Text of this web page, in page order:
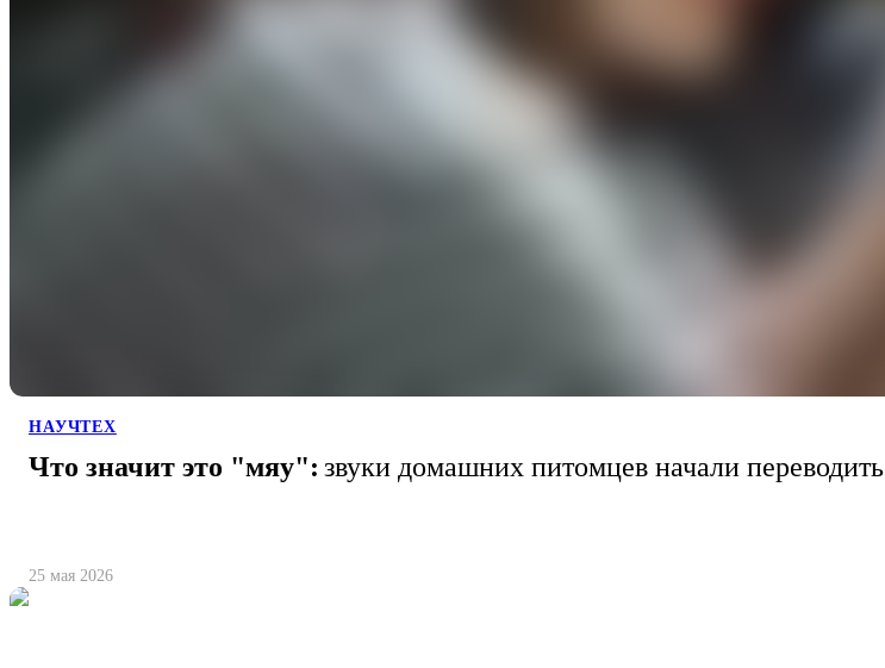
НАУЧТЕХ
Что значит это "мяу": звуки домашних питомцев начали переводить
25 мая 2026